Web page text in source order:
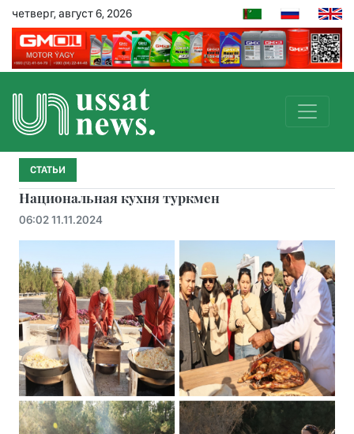
четверг, август 6, 2026
СТАТЬИ
Национальная кухня туркмен
06:02 11.11.2024